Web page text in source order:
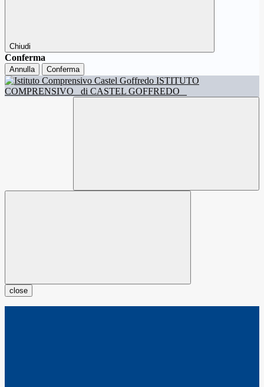
Chiudi
Conferma
Annulla Conferma
ISTITUTO
COMPRENSIVO
di CASTEL GOFFREDO
close